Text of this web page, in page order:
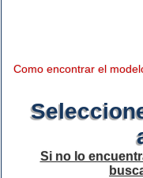
Como encontrar el
Si no lo